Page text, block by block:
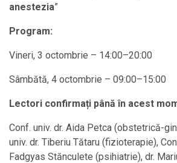
anestezia”
Program:
Vineri, 3 octombrie – 14:00–20:00
Sâmbătă, 4 octombrie – 09:00–15:00
Lectori confirmați până în acest
Conf. univ. dr. Aida Petca (obstetrică-
univ. dr. Tiberiu Tătaru (fizioterapie),
Fadgyas Stănculete (psihiatrie), dr.